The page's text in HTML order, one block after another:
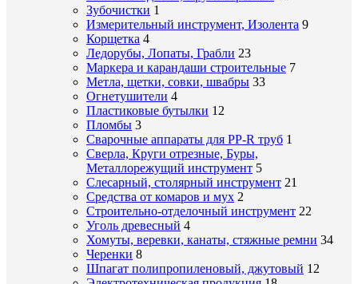
Зубочистки 1
Измерительный инструмент, Изолента 9
Корщетка 4
Ледорубы, Лопаты, Грабли 23
Маркера и карандаши строительные 7
Метла, щетки, совки, швабры 33
Огнетушители 4
Пластиковые бутылки 12
Пломбы 3
Сварочные аппараты для PP-R труб 1
Сверла, Круги отрезные, Буры,
Металлорежущий инструмент 5
Слесарный, столярный инструмент 21
Средства от комаров и мух 2
Строительно-отделочный инструмент 22
Уголь древесный 4
Хомуты, веревки, канаты, стяжные ремни 34
Черенки 8
Шпагат полипропиленовый, джутовый 12